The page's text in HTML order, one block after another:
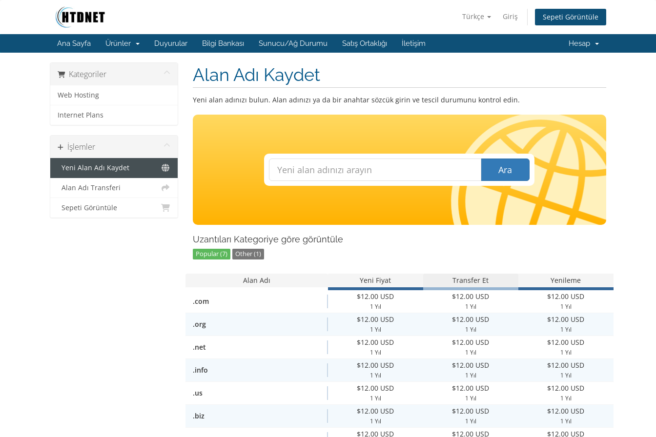
Türkçe Giriş Sepeti Görüntüle
Ana Sayfa Ürünler Duyurular Bilgi Bankası Sunucu/Ağ Durumu Satış Ortaklığı İletişim Hesap
Kategoriler
Web Hosting
Internet Plans
İşlemler
Yeni Alan Adı Kaydet
Alan Adı Transferi
Sepeti Görüntüle
Alan Adı Kaydet
Yeni alan adınızı bulun. Alan adınızı ya da bir anahtar sözcük girin ve tescil durumunu kontrol edin.
Ara
Uzantıları Kategoriye göre görüntüle
Popular (7) Other (1)
Alan Adı Yeni Fiyat Transfer Et Yenileme
.com
$12.00 USD
1 Yıl
$12.00 USD
1 Yıl
$12.00 USD
1 Yıl
.org
$12.00 USD
1 Yıl
$12.00 USD
1 Yıl
$12.00 USD
1 Yıl
.net
$12.00 USD
1 Yıl
$12.00 USD
1 Yıl
$12.00 USD
1 Yıl
.info
$12.00 USD
1 Yıl
$12.00 USD
1 Yıl
$12.00 USD
1 Yıl
.us
$12.00 USD
1 Yıl
$12.00 USD
1 Yıl
$12.00 USD
1 Yıl
.biz
$12.00 USD
1 Yıl
$12.00 USD
1 Yıl
$12.00 USD
1 Yıl
$12.00 USD $12.00 USD $12.00 USD